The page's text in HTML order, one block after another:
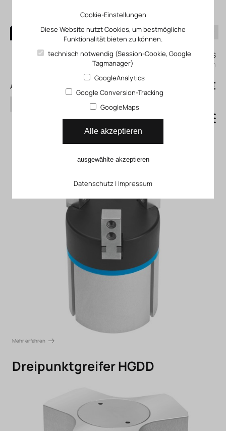
0
Mein KLEFINGHAUS
einloggen
Alle Produkte
Suchen
0,00 €
Dreipunktgreifer
Dreipunktgreifer DHDS
Mehr erfahren
Dreipunktgreifer HGDD
Cookie-Einstellungen
Diese Website nutzt Cookies, um bestmögliche
Funktionalität bieten zu können.
technisch notwendig (Session-Cookie, Google
Tagmanager)
GoogleAnalytics
Google Conversion-Tracking
GoogleMaps
Alle akzeptieren
ausgewählte akzeptieren
Datenschutz | Impressum